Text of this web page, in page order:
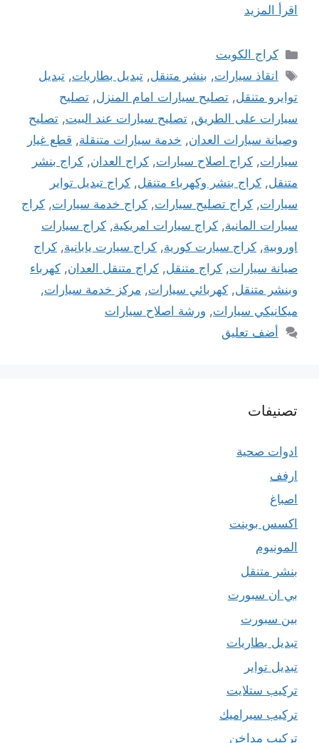
اقرأ المزيد
التصنيفات
كراج الكويت
الوسوم
انقاذ سيارات, بنشر متنقل,تبديل بطاريات,تبديل
توايرو متنقل, تصليح سيارات امام المنزل, تصليح
سيارات على الطريق, تصليح سيارات عند البيت, تصليح
وصيانة سيارات العدان, خدمة سيارات متنقلة, قطع غيار
سيارات, كراج اصلاح سيارات, كراج العدان, كراج بنشر
متنقل, كراج بنشر وكهرباء متنقل, كراج تبديل تواير
سيارات, كراج تصليح سيارات, كراج خدمة سيارات, كراج
سيارات المانية, كراج سيارات امريكية, كراج سيارات
اوروبية, كراج سيارت كورية, كراج سيارت يابانية, كراج
صيانة سيارات, كراج متنقل, كراج متنقل العدان, كهرباء
وبنشر متنقل, كهربائي سيارات, مركز خدمة سيارات,
ميكانيكي سيارات, ورشة اصلاح سيارات
أضف تعليق
تصنيفات
ادوات صحية
ارفف
اصباغ
اكسس بوينت
المونيوم
بنشر متنقل
بي ان سبورت
بين سبورت
تبديل بطاريات
تبديل تواير
تركيب ستلايت
تركيب سيراميك
تركيب مداخن